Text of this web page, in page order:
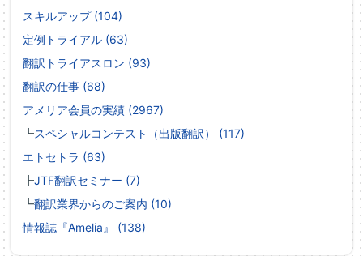
スキルアップ (104)
定例トライアル (63)
翻訳トライアスロン (93)
翻訳の仕事 (68)
アメリア会員の実績 (2967)
┗スペシャルコンテスト（出版翻訳） (117)
エトセトラ (63)
┣JTF翻訳セミナー (7)
┗翻訳業界からのご案内 (10)
情報誌『Amelia』 (138)